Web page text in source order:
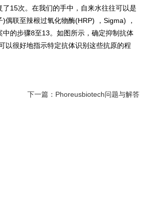
了15次。在我们的手中，自来水往往可以是
)偶联至辣根过氧化物酶(HRP) ， Sigma)
，
中的步骤8至13。如图所示，确定抑制抗体
可以很好地指示特定抗体识别这些抗原的程
下一篇： Phoreusbiotech问题与解答